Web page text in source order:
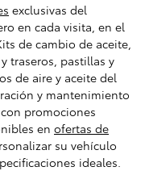
exclusivas del
en cada visita, en el
de cambio de aceite,
traseros, pastillas y
de aire y aceite del
y mantenimiento
promociones
en ofertas de
su vehículo
ideales.